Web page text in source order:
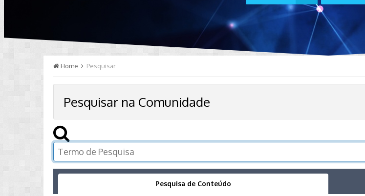
Home Pesquisar
Pesquisar na Comunidade
Pesquisa de Conteúdo